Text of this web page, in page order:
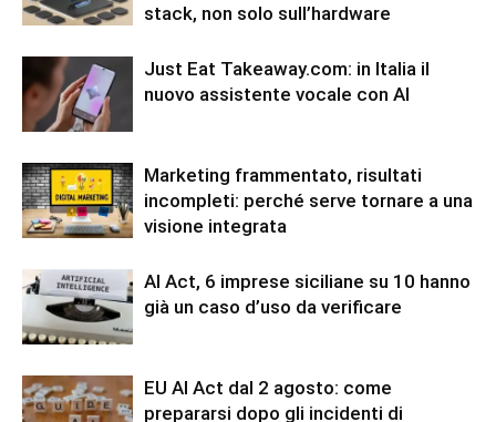
stack, non solo sull’hardware
Just Eat Takeaway.com: in Italia il
nuovo assistente vocale con AI
Marketing frammentato, risultati
incompleti: perché serve tornare a una
visione integrata
AI Act, 6 imprese siciliane su 10 hanno
già un caso d’uso da verificare
EU AI Act dal 2 agosto: come
prepararsi dopo gli incidenti di